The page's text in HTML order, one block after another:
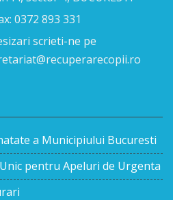
0372 893 331
scrieti-ne pe
a Municipiului Bucuresti
pentru Apeluri de Urgenta